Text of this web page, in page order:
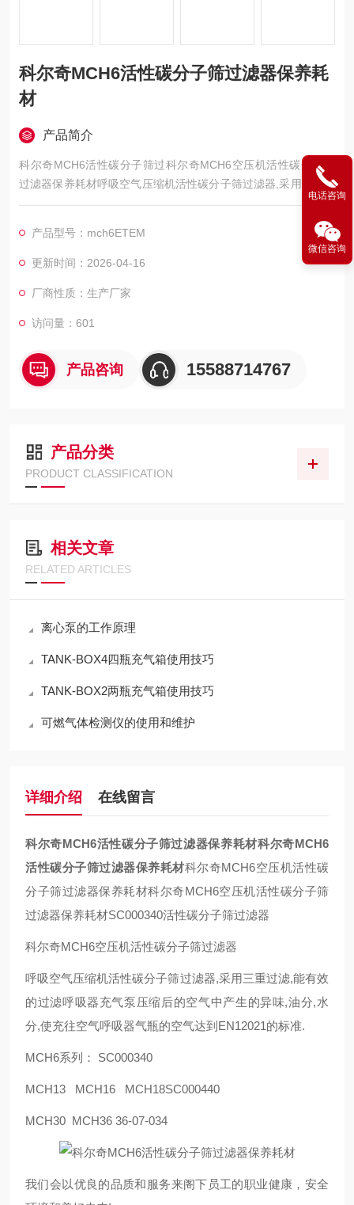
科尔奇MCH6活性碳分子筛过滤器保养耗
材
产品简介
科尔奇MCH6活性碳分子筛过科尔奇MCH6空压机活性碳分子筛
过滤器保养耗材呼吸空气压缩机活性碳分子筛过滤器,采用三重过
滤,能有效的过滤呼吸器充气泵压缩后的空气中产生的异味,油分,
MCH6系列： SC000340
MCH13 MCH16 MCH18SC000440
产品型号：mch6ETEM
更新时间：2026-04-16
厂商性质：生产厂家
访问量：601
产品咨询 15588714767
产品分类
PRODUCT CLASSIFICATION
相关文章
RELATED ARTICLES
离心泵的工作原理
TANK-BOX4四瓶充气箱使用技巧
TANK-BOX2两瓶充气箱使用技巧
可燃气体检测仪的使用和维护
详细介绍 在线留言
科尔奇MCH6活性碳分子筛过滤器保养耗材科尔奇MCH6
活性碳分子筛过滤器保养耗材科尔奇MCH6空压机活性碳
分子筛过滤器保养耗材科尔奇MCH6空压机活性碳分子筛
过滤器保养耗材SC000340活性碳分子筛过滤器
科尔奇MCH6空压机活性碳分子筛过滤器
呼吸空气压缩机活性碳分子筛过滤器,采用三重过滤,能有效
的过滤呼吸器充气泵压缩后的空气中产生的异味,油分,水
分,使充往空气呼吸器气瓶的空气达到EN12021的标准.
MCH6系列： SC000340
MCH13 MCH16 MCH18SC000440
MCH30 MCH36 36-07-034
我们会以优良的品质和服务来阁下员工的职业健康，安全
电话咨询
微信咨询